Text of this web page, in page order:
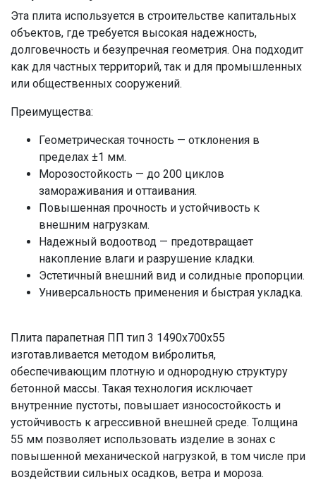
Эта плита используется в строительстве капитальных
объектов, где требуется высокая надежность,
долговечность и безупречная геометрия. Она подходит
как для частных территорий, так и для промышленных
или общественных сооружений.
Преимущества:
Геометрическая точность — отклонения в
пределах ±1 мм.
Морозостойкость — до 200 циклов
замораживания и оттаивания.
Повышенная прочность и устойчивость к
внешним нагрузкам.
Надежный водоотвод — предотвращает
накопление влаги и разрушение кладки.
Эстетичный внешний вид и солидные пропорции.
Универсальность применения и быстрая укладка.
Плита парапетная ПП тип 3 1490x700x55
изготавливается методом вибролитья,
обеспечивающим плотную и однородную структуру
бетонной массы. Такая технология исключает
внутренние пустоты, повышает износостойкость и
устойчивость к агрессивной внешней среде. Толщина
55 мм позволяет использовать изделие в зонах с
повышенной механической нагрузкой, в том числе при
воздействии сильных осадков, ветра и мороза.